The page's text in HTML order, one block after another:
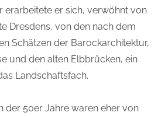
erarbeitete er sich, verwöhnt von
Dresdens, von den nach dem
Schätzen der Barockarchitektur,
und den alten Elbbrücken, ein
Landschaftsfach.
der 50er Jahre waren eher von